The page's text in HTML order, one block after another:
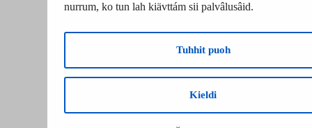
nurrum, ko tun lah kiävttám sii palvâlusâid.
Tuhhit puoh
Kieldi